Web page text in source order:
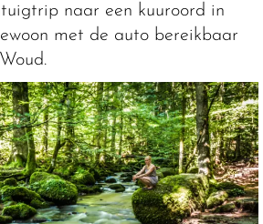
naar een kuuroord in
met de auto bereikbaar